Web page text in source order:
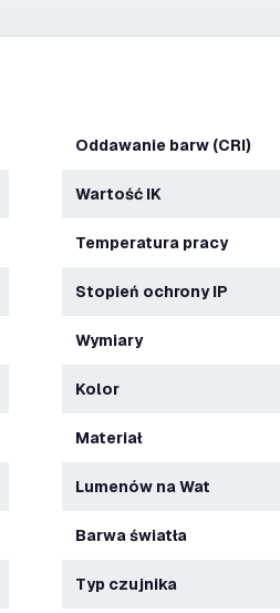
Oddawanie barw (CRI)
Wartość IK
Temperatura pracy
Stopień ochrony IP
Wymiary
Kolor
Materiał
Lumenów na Wat
Barwa światła
Typ czujnika